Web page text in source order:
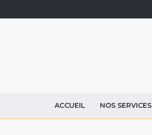
ACCUEIL NOS SERVICES